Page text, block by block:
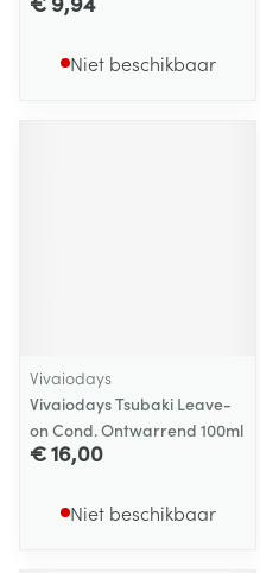
Niet beschikbaar
Vivaiodays
Vivaiodays Tsubaki Leave-
on Cond. Ontwarrend 100ml
€ 16,00
Niet beschikbaar